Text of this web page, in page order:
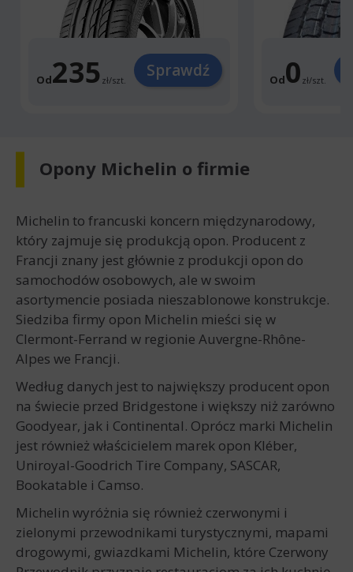
Od235 zł/szt. Sprawdź Od0 zł/szt.
Opony Michelin o firmie
Michelin to francuski koncern międzynarodowy,
który zajmuje się produkcją opon. Producent z
Francji znany jest głównie z produkcji opon do
samochodów osobowych, ale w swoim
asortymencie posiada nieszablonowe konstrukcje.
Siedziba firmy opon Michelin mieści się w
Clermont-Ferrand w regionie Auvergne-Rhône-
Alpes we Francji.
Według danych jest to największy producent opon
na świecie przed Bridgestone i większy niż zarówno
Goodyear, jak i Continental. Oprócz marki Michelin
jest również właścicielem marek opon Kléber,
Uniroyal-Goodrich Tire Company, SASCAR,
Bookatable i Camso.
Michelin wyróżnia się również czerwonymi i
zielonymi przewodnikami turystycznymi, mapami
drogowymi, gwiazdkami Michelin, które Czerwony